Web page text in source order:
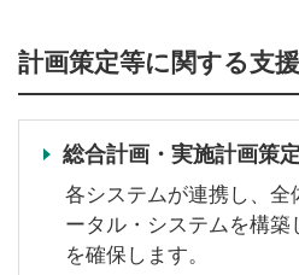
計画策定等に関する支
総合計画・実施計画策
各システムが連携し、全
ータル・システムを構築
を確保します。